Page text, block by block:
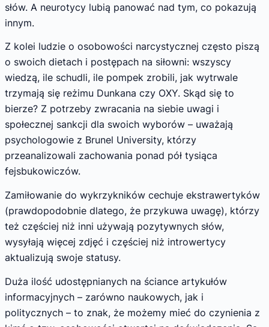
słów. A neurotycy lubią panować nad tym, co pokazują
innym.
Z kolei ludzie o osobowości narcystycznej często piszą
o swoich dietach i postępach na siłowni: wszyscy
wiedzą, ile schudli, ile pompek zrobili, jak wytrwale
trzymają się reżimu Dunkana czy OXY. Skąd się to
bierze? Z potrzeby zwracania na siebie uwagi i
społecznej sankcji dla swoich wyborów – uważają
psychologowie z Brunel University, którzy
przeanalizowali zachowania ponad pół tysiąca
fejsbukowiczów.
Zamiłowanie do wykrzykników cechuje ekstrawertyków
(prawdopodobnie dlatego, że przykuwa uwagę), którzy
też częściej niż inni używają pozytywnych słów,
wysyłają więcej zdjęć i częściej niż introwertycy
aktualizują swoje statusy.
Duża ilość udostępnianych na ściance artykułów
informacyjnych – zarówno naukowych, jak i
politycznych – to znak, że możemy mieć do czynienia z